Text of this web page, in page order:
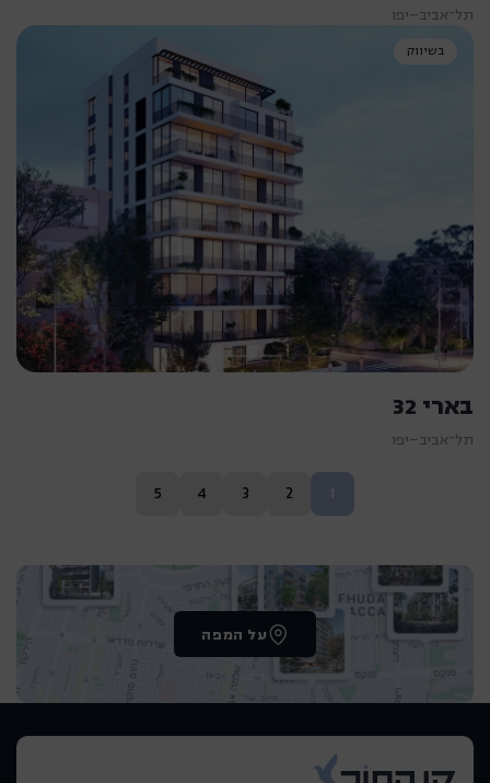
תל־אביב–יפו
בשיווק
בארי 32
תל־אביב–יפו
1
2
3
4
5
על המפה